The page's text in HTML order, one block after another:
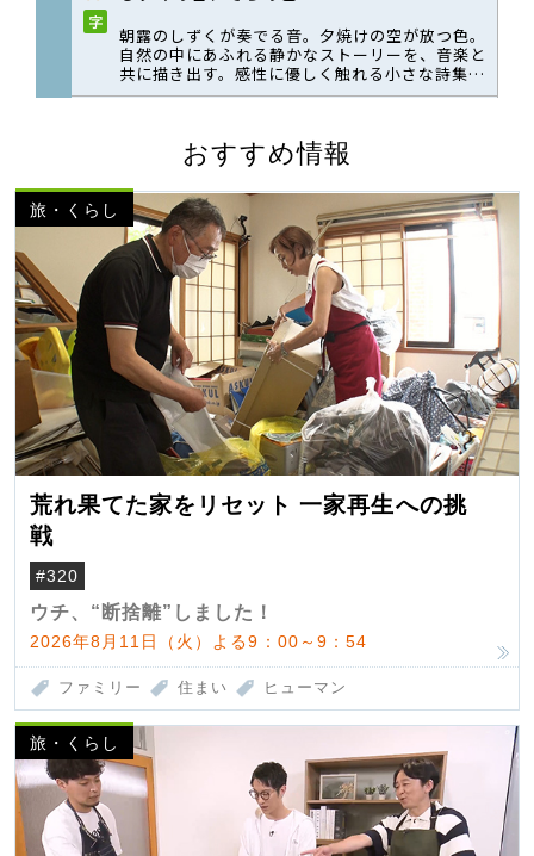
おすすめ情報
旅・くらし
荒れ果てた家をリセット 一家再生への挑
戦
#320
ウチ、“断捨離”しました！
2026年8月11日（火）よる9：00～9：54
ファミリー 住まい ヒューマン
旅・くらし